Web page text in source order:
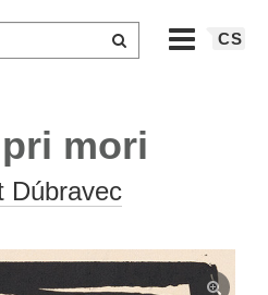
CS
mori
Dúbravec